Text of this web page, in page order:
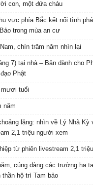
con, một đứa cháu
vực phía Bắc kết nối tình
trong mùa an cư
chín trăm năm nhìn lại
7) tại nhà – Bản dành cho
Phật
mươi tuổi
năm
lặng: nhìn về Lý Nhã
2,1 triệu người xem
từ phiên livestream 2,1
cúng dàng các trường hạ
thần hộ trì Tam bảo